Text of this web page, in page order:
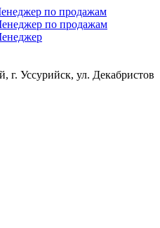
по продажам
по продажам
г. Уссурийск, ул. Декабристов